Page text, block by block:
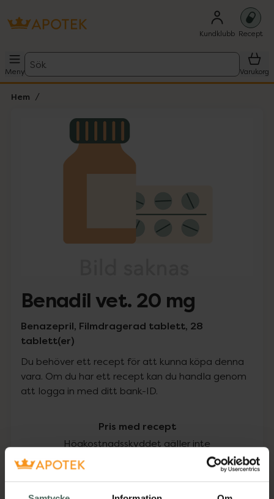
Kundklubb Recept
Meny
Sök
Varukorg
Hem
Lista: . Innehåller 1 objekt.
Benadil vet. 20 mg
Benazepril, Filmdragerad tablett, 28
tablett(er)
Du behöver ett recept för att kunna köpa denna
vara. Om du har ett recept kan du handla genom
att logga in med ditt bank-ID.
Pris med recept
Högkostnadsskyddet gäller inte
407 kr